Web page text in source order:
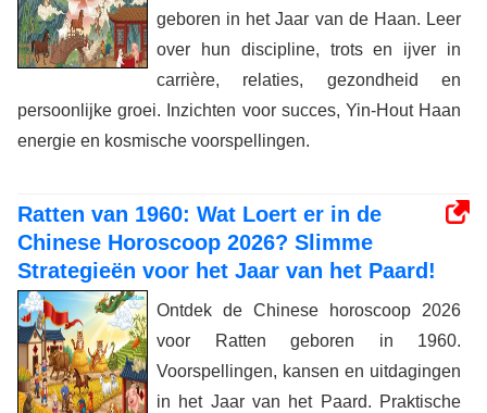
geboren in het Jaar van de Haan. Leer
over hun discipline, trots en ijver in
carrière, relaties, gezondheid en
persoonlijke groei. Inzichten voor succes, Yin-Hout Haan
energie en kosmische voorspellingen.
Ratten van 1960: Wat Loert er in de
Chinese Horoscoop 2026? Slimme
Strategieën voor het Jaar van het Paard!
Ontdek de Chinese horoscoop 2026
voor Ratten geboren in 1960.
Voorspellingen, kansen en uitdagingen
in het Jaar van het Paard. Praktische